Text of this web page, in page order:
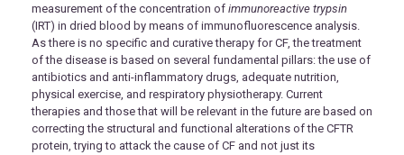
measurement of the concentration of immunoreactive trypsin
(IRT) in dried blood by means of immunofluorescence analysis.
As there is no specific and curative therapy for CF, the treatment
of the disease is based on several fundamental pillars: the use of
antibiotics and anti-inflammatory drugs, adequate nutrition,
physical exercise, and respiratory physiotherapy. Current
therapies and those that will be relevant in the future are based on
correcting the structural and functional alterations of the CFTR
protein, trying to attack the cause of CF and not just its